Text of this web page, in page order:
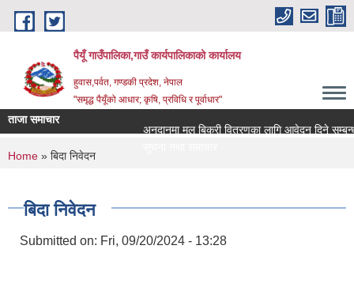
Skip to main content
पैयूँ गाउँपालिका,गाउँ कार्यपालिकाको कार्यालय
हुवास,पर्वत, गण्डकी प्रदेश, नेपाल
"समृद्ध पैयूँको आधार; कृषि, प्रविधि र पूर्वाधार"
ताजा समाचार
अनुदानमा मल बिक्री वितरणका लागि आवेदन दिने सम्बन्धी
You are here
Home » बिदा निवेदन
बिदा निवेदन
Submitted on: Fri, 09/20/2024 - 13:28